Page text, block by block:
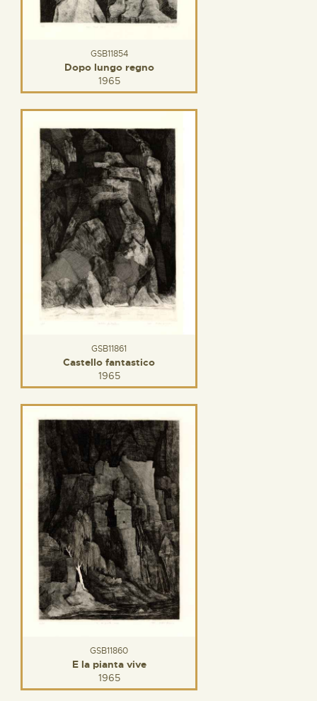
GSB11854
Dopo lungo regno
1965
GSB11861
Castello fantastico
1965
GSB11860
E la pianta vive
1965